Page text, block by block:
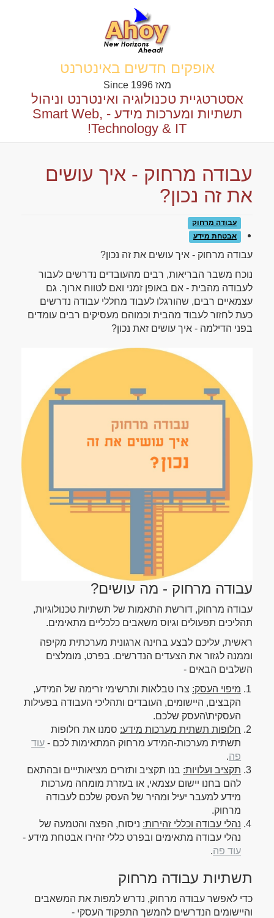
אופקים חדשים באינטרנט
מאז 1996 Since
אסטרטגיית טכנולוגיה ואינטרנט וניהול
תשתיות ומערכות מידע - Smart Web,
Technology & IT!
עבודה מרחוק - איך עושים
את זה נכון?
עבודה מרחוק
אבטחת מידע
עבודה מרחוק - איך עושים את זה נכון?
נוכח משבר הבריאות, רבים מהעובדים נדרשים לעבור
לעבודה מהבית - אם באופן זמני ואם לטווח ארוך. גם
עצמאיים רבים, שהורגלו לעבוד מחללי עבודה נדרשים
כעת לחזור לעבוד מהבית וכמוהם מעסיקים רבים עומדים
בפני הדילמה - איך עושים זאת נכון?
עבודה מרחוק - מה עושים?
עבודה מרחוק, דורשת התאמות של תשתיות טכנולוגיות,
תהליכים תפעולים וגיוס משאבים כלכליים מתאימים.
ראשית, עליכם לבצע בחינה ארגונית מערכתית מקיפה
וממנה לגזור את הצעדים הנדרשים. בפרט, מומלצים
השלבים הבאים -
מיפוי העסק: צרו טבלאות ותרשימי זרימה של המידע,
הקבצים, היישומים, העובדים ותהליכי העבודה בפעילות
העסקית\העסק שלכם.
חלופות תשתית מערכות מידע: סמנו את חלופות
תשתית מערכות-המידע מרחוק המתאימות לכם - עוד
פה.
תקציב ועלויות: בנו תקציב ותזרים מציאותייים ובהתאם
להם בחנו יישום עצמאי, או בעזרת מומחה מערכות
מידע למעבר יעיל ומהיר של העסק שלכם לעבודה
מרחוק.
נהלי עבודה וכללי זהירות: ניסוח, הפצה והטמעה של
נהלי עבודה מתאימים ובפרט כללי זהירו אבטחת מידע -
עוד פה.
תשתיות עבודה מרחוק
כדי לאפשר עבודה מרחוק, נדרש למפות את המשאבים
והיישומים הנדרשים להמשך התפקוד העסקי -